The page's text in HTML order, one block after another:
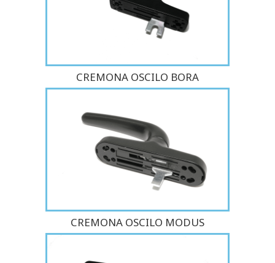
CREMONA OSCILO BORA
CREMONA OSCILO MODUS